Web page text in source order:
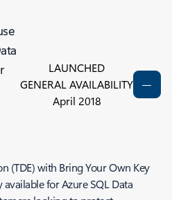
LAUNCHED
GENERAL AVAILABILITY
April 2018
(TDE) with Bring Your Own Key
available for Azure SQL Data